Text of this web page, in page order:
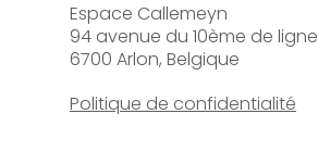
Espace Callemeyn
94 avenue du 10ème de ligne
6700 Arlon, Belgique
Politique de confidentialité